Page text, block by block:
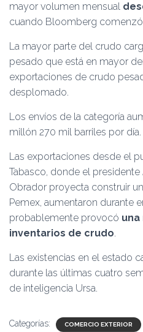
mayor volumen mensual
cuando Bloomberg comenzó
La mayor parte del crudo
pesado que está en mayor
exportaciones de crudo
desplomado.
Los envíos de la categoría
millón 270 mil barriles por día.
Las exportaciones desde el
Tabasco, donde el
Obrador proyecta construir
Pemex, aumentaron durante
probablemente provocó
inventarios de crudo.
Las existencias en el estado
durante las últimas cuatro
de inteligencia Ursa.
Categorías: COMERCIO EXTERIOR